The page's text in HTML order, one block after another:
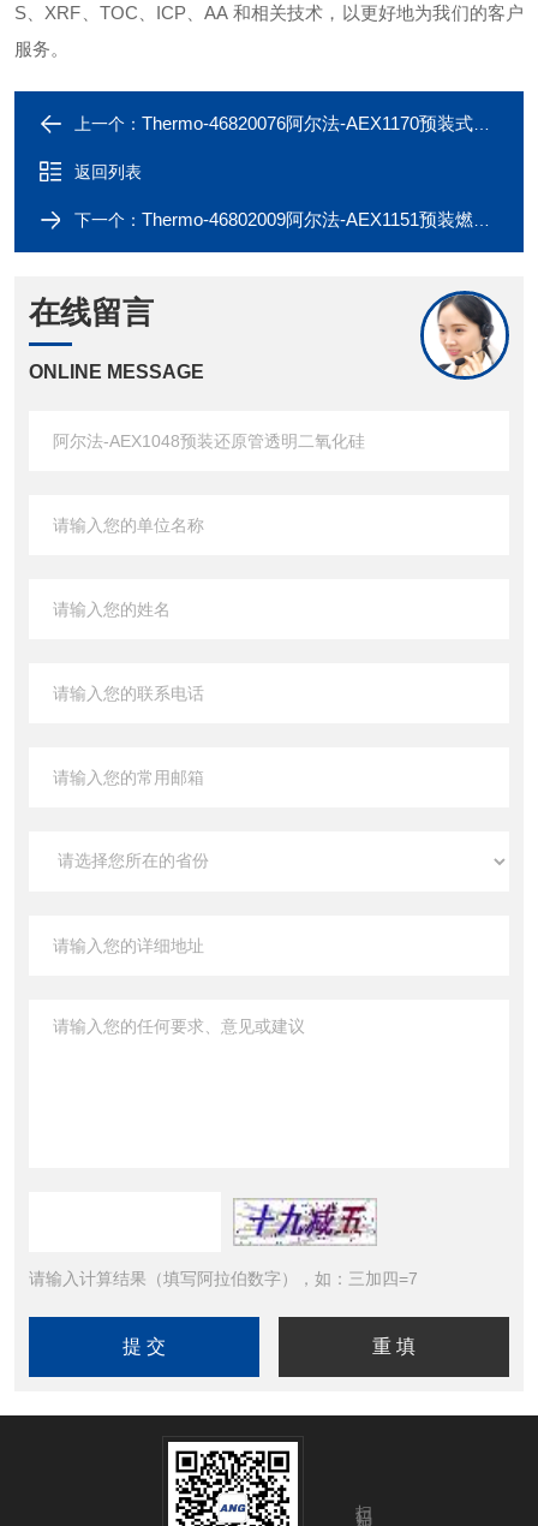
S
XRF TOC ICP 、AA 和相关技术，以更好地为我们的客户
服务。
上一个： Thermo-46820076阿尔法-AEX1170预装式氧化反应器
返回列表
下一个： Thermo-46802009阿尔法-AEX1151预装燃烧/还原管
在线留言
ONLINE MESSAGE
请输入计算结果（填写阿拉伯数字），如：三加四=7
扫码加微信